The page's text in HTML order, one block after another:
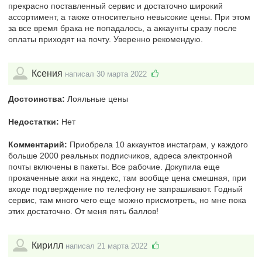
прекрасно поставленный сервис и достаточно широкий
ассортимент, а также относительно невысокие цены. При этом
за все время брака не попадалось, а аккаунты сразу после
оплаты приходят на почту. Уверенно рекомендую.
Ксения написал 30 марта 2022
Достоинства: Лояльные цены
Недостатки: Нет
Комментарий: Приобрела 10 аккаунтов инстаграм, у каждого
больше 2000 реальных подписчиков, адреса электронной
почты включены в пакеты. Все рабочие. Докупила еще
прокаченные акки на яндекс, там вообще цена смешная, при
входе подтверждение по телефону не запрашивают. Годный
сервис, там много чего еще можно присмотреть, но мне пока
этих достаточно. От меня пять баллов!
Кирилл написал 21 марта 2022